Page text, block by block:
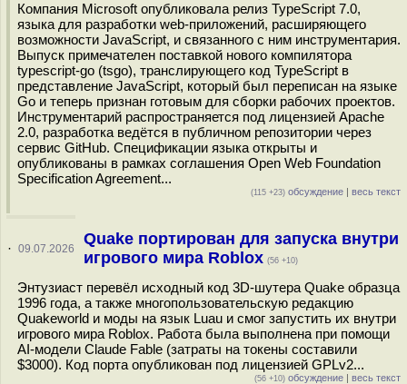
Компания Microsoft опубликовала релиз TypeScript 7.0,
языка для разработки web-приложений, расширяющего
возможности JavaScript, и связанного с ним инструментария.
Выпуск примечателен поставкой нового компилятора
typescript-go (tsgo), транслирующего код TypeScript в
представление JavaScript, который был переписан на языке
Go и теперь признан готовым для сборки рабочих проектов.
Инструментарий распространяется под лицензией Apache
2.0, разработка ведётся в публичном репозитории через
сервис GitHub. Спецификации языка открыты и
опубликованы в рамках соглашения Open Web Foundation
Specification Agreement...
(115 +23) обсуждение | весь текст
· 09.07.2026
Quake портирован для запуска внутри
игрового мира Roblox (56 +10)
Энтузиаст перевёл исходный код 3D-шутера Quake образца
1996 года, а также многопользовательскую редакцию
Quakeworld и моды на язык Luau и смог запустить их внутри
игрового мира Roblox. Работа была выполнена при помощи
AI-модели Claude Fable (затраты на токены составили
$3000). Код порта опубликован под лицензией GPLv2...
(56 +10) обсуждение | весь текст